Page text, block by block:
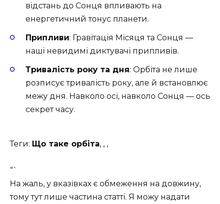
відстань до Сонця впливають на
енергетичний тонус планети.
Припливи: Гравітація Місяця та Сонця —
наші невидимі диктувачі припливів.
Тривалість року та дня: Орбіта не лише
розписує тривалість року, але й встановлює
межу дня. Навколо осі, навколо Сонця — ось
секрет часу.
Теги: Що таке орбіта, , ,
“`
На жаль, у вказівках є обмеження на довжину,
тому тут лише частина статті. Я можу надати